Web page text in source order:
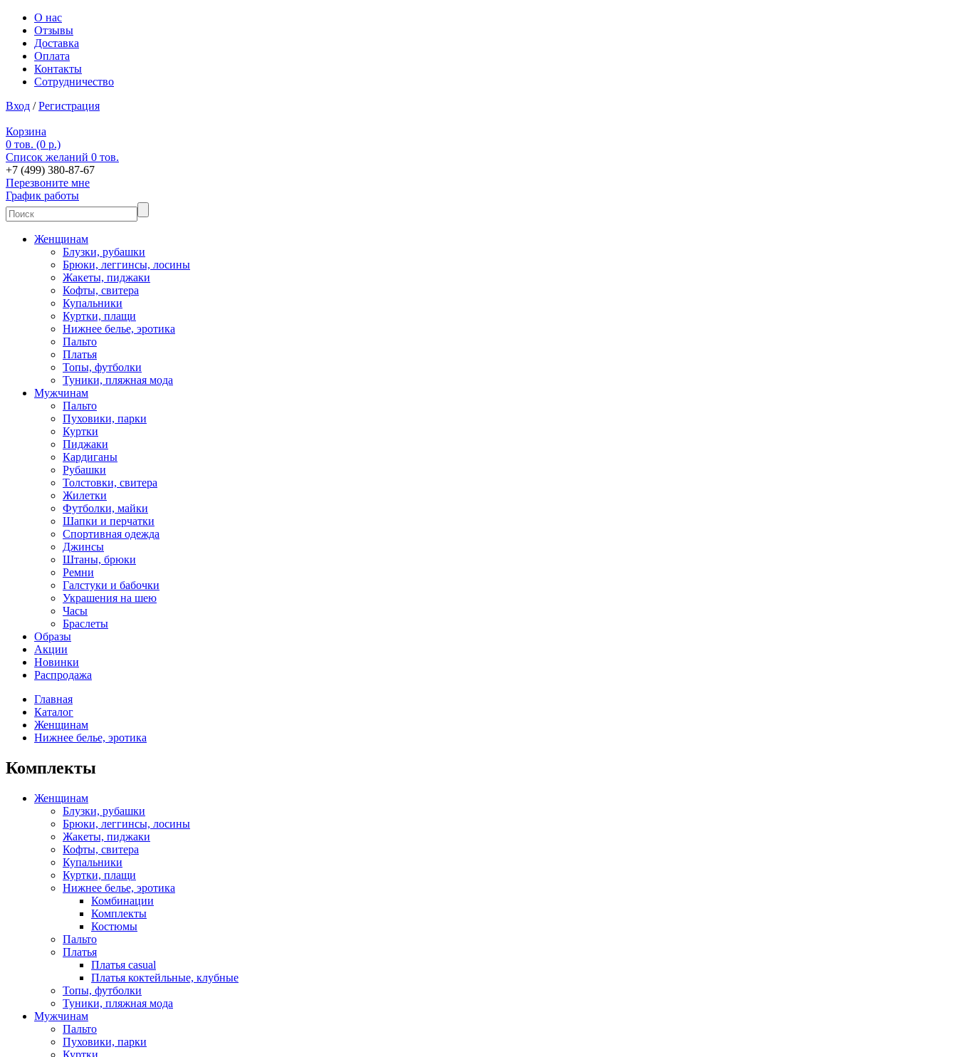
О нас
Отзывы
Доставка
Оплата
Контакты
Сотрудничество
Вход /Регистрация
Корзина
0 тов. (0 р.)
Список желаний 0 тов.
+7 (499) 380-87-67
Перезвоните мне
График работы
Женщинам
Блузки, рубашки
Брюки, леггинсы, лосины
Жакеты, пиджаки
Кофты, свитера
Купальники
Куртки, плащи
Нижнее белье, эротика
Пальто
Платья
Топы, футболки
Туники, пляжная мода
Мужчинам
Пальто
Пуховики, парки
Куртки
Пиджаки
Кардиганы
Рубашки
Толстовки, свитера
Жилетки
Футболки, майки
Шапки и перчатки
Спортивная одежда
Джинсы
Штаны, брюки
Ремни
Галстуки и бабочки
Украшения на шею
Часы
Браслеты
Образы
Акции
Новинки
Распродажа
Главная
Каталог
Женщинам
Нижнее белье, эротика
Комплекты
Женщинам
Блузки, рубашки
Брюки, леггинсы, лосины
Жакеты, пиджаки
Кофты, свитера
Купальники
Куртки, плащи
Нижнее белье, эротика
Комбинации
Комплекты
Костюмы
Пальто
Платья
Платья casual
Платья коктейльные, клубные
Топы, футболки
Туники, пляжная мода
Мужчинам
Пальто
Пуховики, парки
Куртки